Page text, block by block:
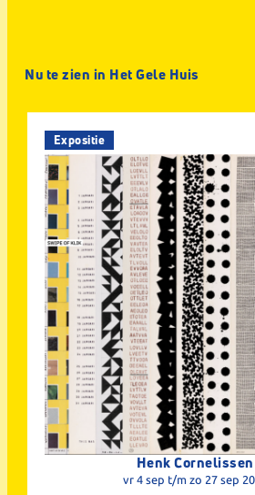
Nu te zien in Het Gele Huis
Expositie
Henk Cornelissen
vr 4 sep t/m zo 27 sep